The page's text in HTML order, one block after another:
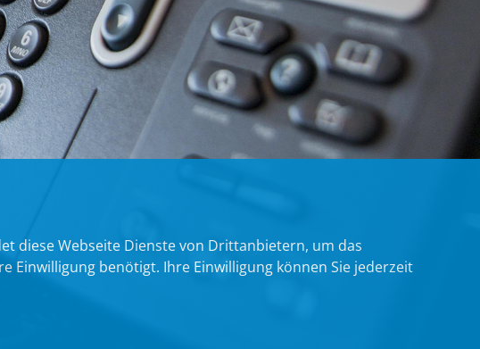
diese Webseite Dienste von Drittanbietern, um das
Einwilligung benötigt. Ihre Einwilligung können Sie jederzeit